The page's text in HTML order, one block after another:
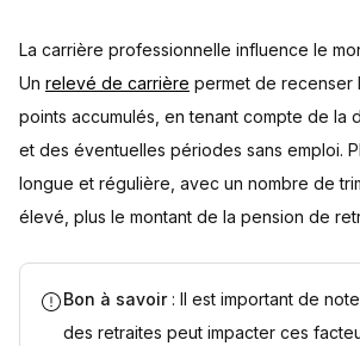
La carrière professionnelle influence le
Un relevé de carrière permet de recenser
points accumulés, en tenant compte de la
et des éventuelles périodes sans emploi.
longue et régulière, avec un nombre de
élevé, plus le montant de la pension de
Bon à savoir : Il est important de
des retraites peut impacter ces